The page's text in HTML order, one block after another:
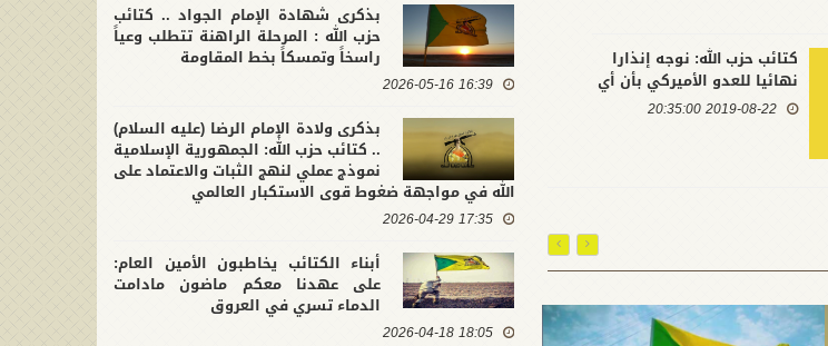
كتائب حزب الله: نوجه إنذارا
نهائيا للعدو الأميركي بأن أي
استهداف جديد لموقع عراقي
2019-08-22 20:35:00
بذكرى شهادة الإمام الجواد .. كتائب
حزب الله : المرحلة الراهنة تتطلب وعياً
راسخاً وتمسكاً بخط المقاومة
16:39 2026-05-16
بذكرى ولادة الإمام الرضا (عليه السلام)
.. كتائب حزب الله: الجمهورية الإسلامية
نموذج عملي لنهج الثبات والاعتماد على
الله في مواجهة ضغوط قوى الاستكبار العالمي
17:35 2026-04-29
أبناء الكتائب يخاطبون الأمين العام:
على عهدنا معكم ماضون مادامت
الدماء تسري في العروق
18:05 2026-04-18